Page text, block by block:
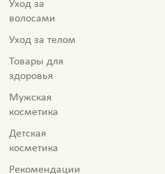
Уход за
волосами
Уход за телом
Товары для
здоровья
Мужская
косметика
Детская
косметика
Рекомендации